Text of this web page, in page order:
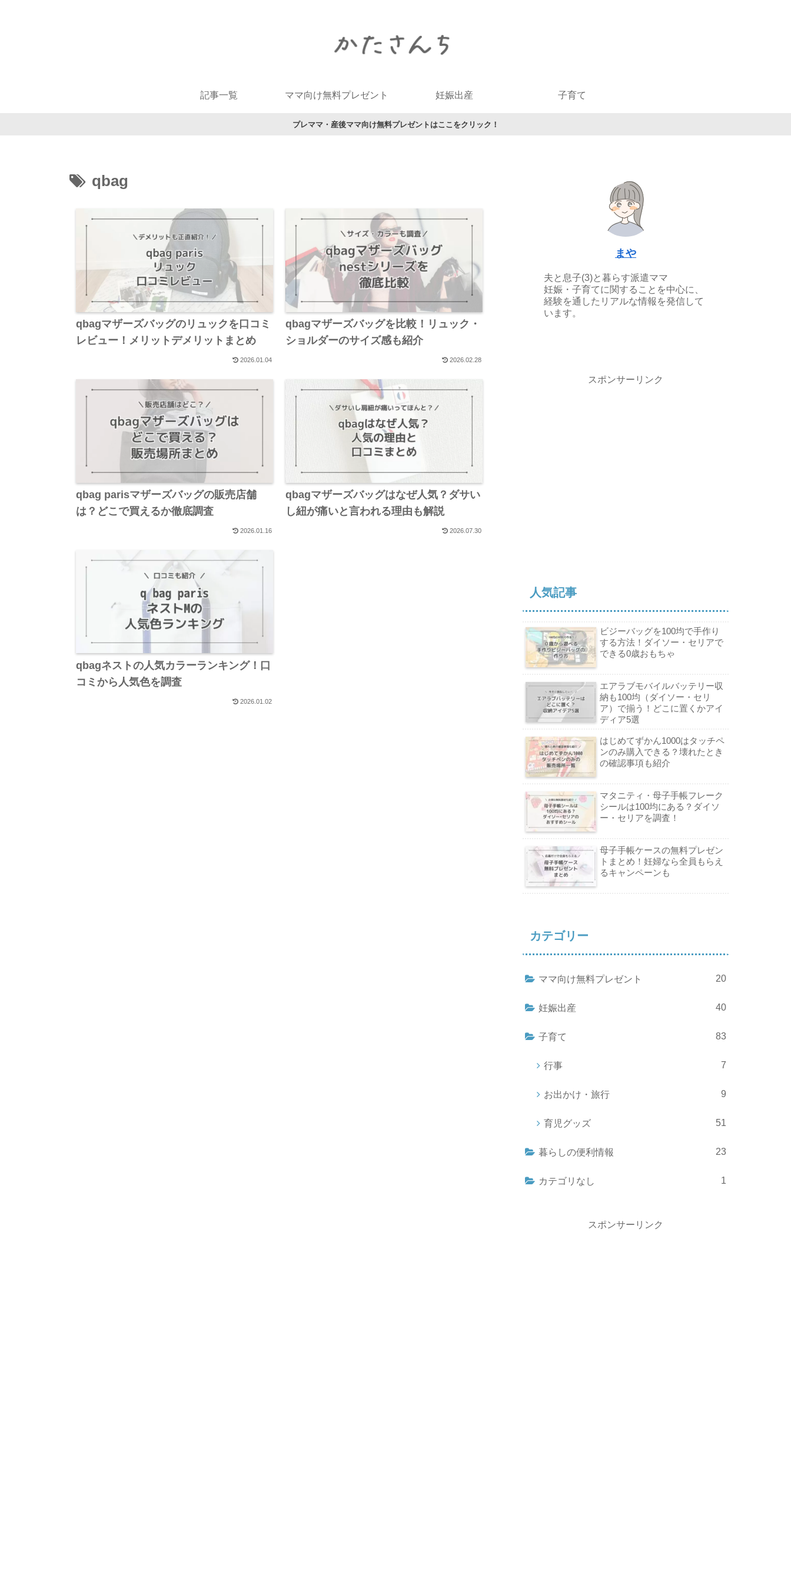
記事一覧 ママ向け無料プレゼント 妊娠出産 子育て
プレママ・産後ママ向け無料プレゼントはここをクリック！
qbag
qbagマザーズバッグのリュックを口コミ
レビュー！メリットデメリットまとめ
2026.01.04
qbagマザーズバッグを比較！リュック・
ショルダーのサイズ感も紹介
2026.02.28
qbag parisマザーズバッグの販売店舗
は？どこで買えるか徹底調査
2026.01.16
qbagマザーズバッグはなぜ人気？ダサい
し紐が痛いと言われる理由も解説
2026.07.30
qbagネストの人気カラーランキング！口
コミから人気色を調査
2026.01.02
まや
夫と息子(3)と暮らす派遣ママ
妊娠・子育てに関することを中心に、
経験を通したリアルな情報を発信して
います。
スポンサーリンク
人気記事
ビジーバッグを100均で手作り
する方法！ダイソー・セリアで
できる0歳おもちゃ
エアラブモバイルバッテリー収
納も100均（ダイソー・セリ
ア）で揃う！どこに置くかアイ
ディア5選
はじめてずかん1000はタッチペ
ンのみ購入できる？壊れたとき
の確認事項も紹介
マタニティ・母子手帳フレーク
シールは100均にある？ダイソ
ー・セリアを調査！
母子手帳ケースの無料プレゼン
トまとめ！妊婦なら全員もらえ
るキャンペーンも
カテゴリー
ママ向け無料プレゼント 20
妊娠出産 40
子育て 83
行事 7
お出かけ・旅行 9
育児グッズ 51
暮らしの便利情報 23
カテゴリなし 1
スポンサーリンク